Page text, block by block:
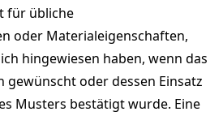
für übliche
oder Materialeigenschaften,
hingewiesen haben, wenn das
gewünscht oder dessen Einsatz
Musters bestätigt wurde. Eine